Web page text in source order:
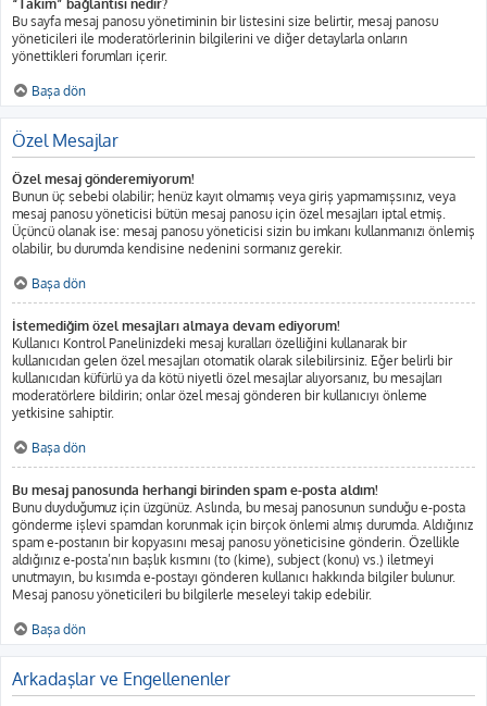
“Takım” bağlantısı nedir?
Bu sayfa mesaj panosu yönetiminin bir listesini size belirtir, mesaj panosu
yöneticileri ile moderatörlerinin bilgilerini ve diğer detaylarla onların
yönettikleri forumları içerir.
Başa dön
Özel Mesajlar
Özel mesaj gönderemiyorum!
Bunun üç sebebi olabilir; henüz kayıt olmamış veya giriş yapmamışsınız, veya
mesaj panosu yöneticisi bütün mesaj panosu için özel mesajları iptal etmiş.
Üçüncü olanak ise: mesaj panosu yöneticisi sizin bu imkanı kullanmanızı önlemiş
olabilir, bu durumda kendisine nedenini sormanız gerekir.
Başa dön
İstemediğim özel mesajları almaya devam ediyorum!
Kullanıcı Kontrol Panelinizdeki mesaj kuralları özelliğini kullanarak bir
kullanıcıdan gelen özel mesajları otomatik olarak silebilirsiniz. Eğer belirli bir
kullanıcıdan küfürlü ya da kötü niyetli özel mesajlar alıyorsanız, bu mesajları
moderatörlere bildirin; onlar özel mesaj gönderen bir kullanıcıyı önleme
yetkisine sahiptir.
Başa dön
Bu mesaj panosunda herhangi birinden spam e-posta aldım!
Bunu duyduğumuz için üzgünüz. Aslında, bu mesaj panosunun sunduğu e-posta
gönderme işlevi spamdan korunmak için birçok önlemi almış durumda. Aldığınız
spam e-postanın bir kopyasını mesaj panosu yöneticisine gönderin. Özellikle
aldığınız e-posta’nın başlık kısmını (to (kime), subject (konu) vs.) iletmeyi
unutmayın, bu kısımda e-postayı gönderen kullanıcı hakkında bilgiler bulunur.
Mesaj panosu yöneticileri bu bilgilerle meseleyi takip edebilir.
Başa dön
Arkadaşlar ve Engellenenler